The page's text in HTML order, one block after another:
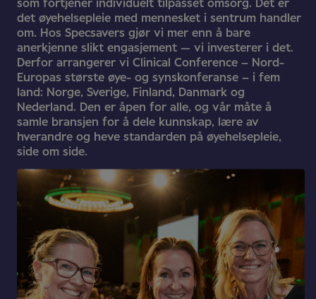
som fortjener individuelt tilpasset omsorg. Det er
det øyehelsepleie med mennesket i sentrum handler
om. Hos Specsavers gjør vi mer enn å bare
anerkjenne slikt engasjement — vi investerer i det.
Derfor arrangerer vi Clinical Conference – Nord-
Europas største øye- og synskonferanse – i fem
land: Norge, Sverige, Finland, Danmark og
Nederland. Den er åpen for alle, og vår måte å
samle bransjen for å dele kunnskap, lære av
hverandre og heve standarden på øyehelsepleie,
side om side.